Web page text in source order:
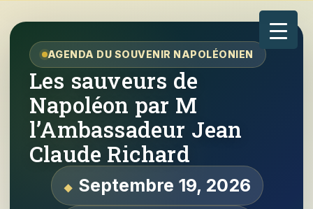
AGENDA DU SOUVENIR NAPOLÉONIEN
Les sauveurs de
Napoléon par M
l’Ambassadeur Jean
Claude Richard
Septembre 19, 2026